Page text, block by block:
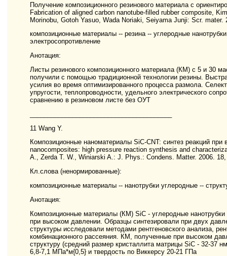
Получение композиционного резинового материала с
Fabrication of aligned carbon nanotube-filled rubber composite,
Morinobu, Gotoh Yasuo, Wada Noriaki, Seiyama Junji: Scr.
композиционные материалы -- резина -- углеродные
электросопротивление
Анотация:
Листы резинового композиционного материала (КМ) с 5 и 30
получили с помощью традиционной технологии резины.
усилия во время оптимизированного процесса размола.
упругости, теплопроводности, удельного электрического
сравнению в резиновом листе без ОУТ
11 Wang Y.
Композиционные наноматериалы SiC-CNT: синтез реакций
nanocomposites: high pressure reaction synthesis and
A., Zerda T. W., Winiarski A.: J. Phys.: Condens. Matter. 2006.
Кл.слова (ненормированные):
композиционные материалы -- нанотрубки углеродные --
Анотация:
Композиционные материалы (КМ) SiC - углеродные
при высоком давлении. Образцы синтезировали при двух
структуры исследовали методами рентгеновского анализа,
комбинационного рассеяния. КМ, полученные при высоком
структуру (средний размер кристаллита матрицы SiC - 32-37
6,8-7,1 МПа*м{0,5} и твердость по Виккерсу 20-21 ГПа